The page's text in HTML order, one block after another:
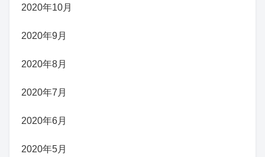
2020年10月
2020年9月
2020年8月
2020年7月
2020年6月
2020年5月